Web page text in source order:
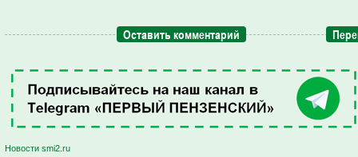
Оставить комментарий
Новости smi2.ru